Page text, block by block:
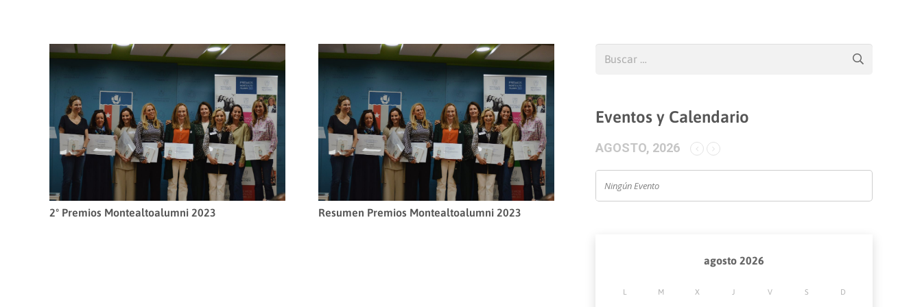
2º Premios Montealtoalumni 2023 Resumen Premios Montealtoalumni 2023
Buscar:
Eventos y Calendario
AGOSTO, 2026
Ningún Evento
agosto 2026
L M X J V S D